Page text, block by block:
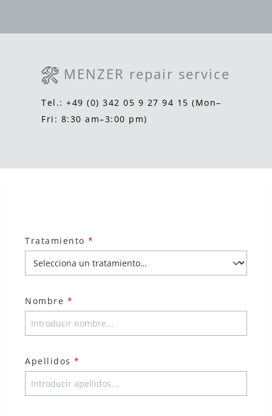
MENZER repair service
Tel.: +49 (0) 342 05 9 27 94 15 (Mon–
Fri: 8:30 am–3:00 pm)
Tratamiento *
Nombre *
Apellidos *